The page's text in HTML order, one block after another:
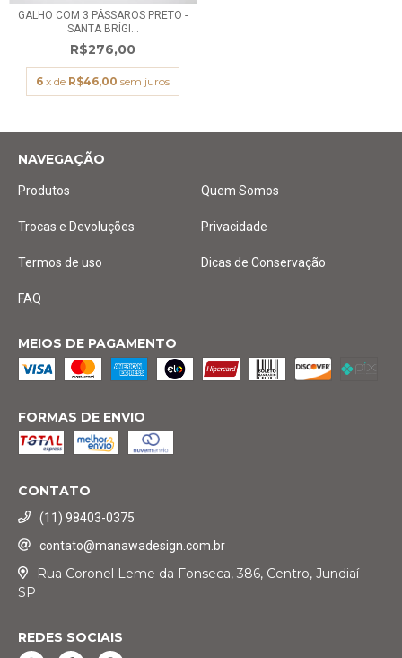
GALHO COM 3 PÁSSAROS PRETO -
SANTA BRÍGI...
R$276,00
6 x de R$46,00 sem juros
NAVEGAÇÃO
Produtos Quem Somos
Trocas e Devoluções Privacidade
Termos de uso Dicas de Conservação
FAQ
MEIOS DE PAGAMENTO
FORMAS DE ENVIO
CONTATO
(11) 98403-0375
contato@manawadesign.com.br
Rua Coronel Leme da Fonseca, 386, Centro, Jundiaí -
SP
REDES SOCIAIS